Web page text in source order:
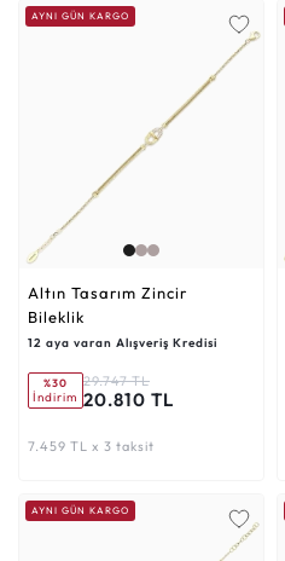
AYNI GÜN KARGO
Altın Tasarım Zincir
Bileklik
12 aya varan Alışveriş Kredisi
%30
İndirim
29.747 TL
20.810 TL
7.459 TL x 3 taksit
AYNI GÜN KARGO